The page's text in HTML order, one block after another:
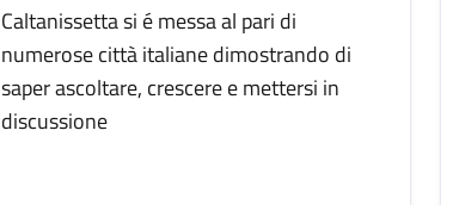
Caltanissetta si é messa al pari di
numerose città italiane dimostrando di
saper ascoltare, crescere e mettersi in
discussione